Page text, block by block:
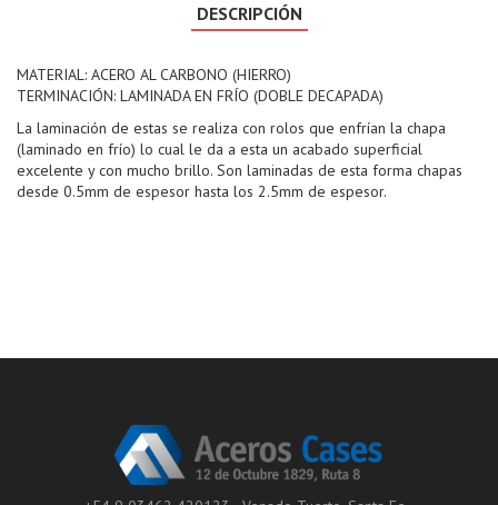
DESCRIPCIÓN
MATERIAL: ACERO AL CARBONO (HIERRO)
TERMINACIÓN: LAMINADA EN FRÍO (DOBLE DECAPADA)
La laminación de estas se realiza con rolos que enfrían la chapa
(laminado en frío) lo cual le da a esta un acabado superficial
excelente y con mucho brillo. Son laminadas de esta forma chapas
desde 0.5mm de espesor hasta los 2.5mm de espesor.